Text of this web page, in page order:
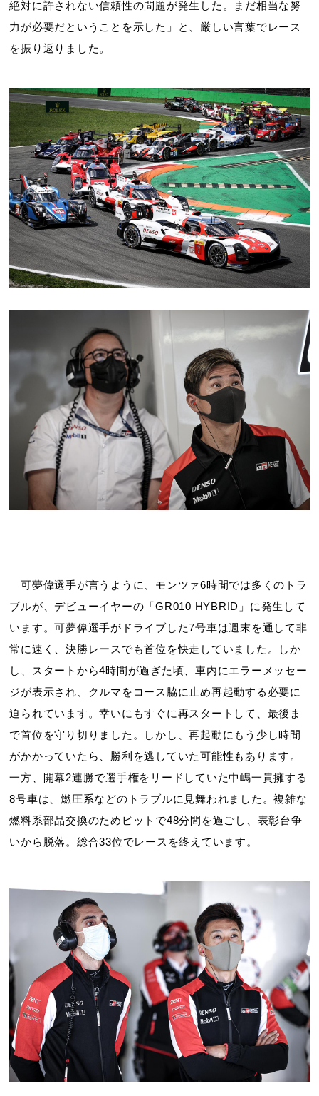
絶対に許されない信頼性の問題が発生した。まだ相当な努
力が必要だということを示した」と、厳しい言葉でレース
を振り返りました。
可夢偉選手が言うように、モンツァ6時間では多くのトラ
ブルが、デビューイヤーの「GR010 HYBRID」に発生して
います。可夢偉選手がドライブした7号車は週末を通して非
常に速く、決勝レースでも首位を快走していました。しか
し、スタートから4時間が過ぎた頃、車内にエラーメッセー
ジが表示され、クルマをコース脇に止め再起動する必要に
迫られています。幸いにもすぐに再スタートして、最後ま
で首位を守り切りました。しかし、再起動にもう少し時間
がかかっていたら、勝利を逃していた可能性もあります。
一方、開幕2連勝で選手権をリードしていた中嶋一貴擁する
8号車は、燃圧系などのトラブルに見舞われました。複雑な
燃料系部品交換のためピットで48分間を過ごし、表彰台争
いから脱落。総合33位でレースを終えています。